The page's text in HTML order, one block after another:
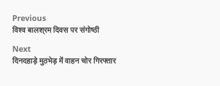
Previous
विश्व बालश्रम दिवस पर संगोष्ठी
Next
दिनदहाड़े मुठभेड़ में वाहन चोर गिरफ्तार